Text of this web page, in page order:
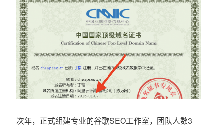
次年，正式组建专业的谷歌SEO工作室，团队人数3